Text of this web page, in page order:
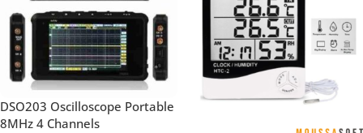
DSO203 Oscilloscope Portable
8MHz 4 Channels